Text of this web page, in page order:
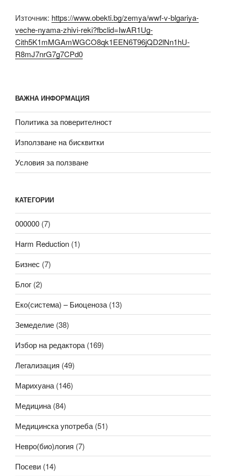
Източник: https://www.obekti.bg/zemya/wwf-v-blgariya-
veche-nyama-zhivi-reki?fbclid=IwAR1Ug-
Cith5K1mMGAmWGCO8qk1EEN6T96jQD2lNn1hU-
R8mJ7nrG7g7CPd0
ВАЖНА ИНФОРМАЦИЯ
Политика за поверителност
Използване на бисквитки
Условия за ползване
КАТЕГОРИИ
000000 (7)
Harm Reduction (1)
Бизнес (7)
Блог (2)
Еко(система) – Биоценоза (13)
Земеделие (38)
Избор на редактора (169)
Легализация (49)
Марихуана (146)
Медицина (84)
Медицинска употреба (51)
Невро(био)логия (7)
Посеви (14)